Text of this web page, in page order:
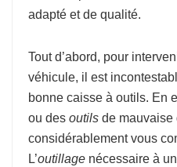
adapté et de qualité.
Tout d’abord, pour
véhicule, il est
bonne caisse à outils. En
ou des outils de mauvaise
considérablement vous
L’outillage nécessaire à